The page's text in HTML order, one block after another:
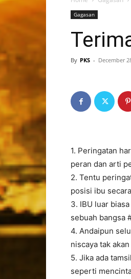
Gagasan
By PKS - December
1. Peringatan
peran dan arti
2. Tentu
posisi ibu
3. IBU luar
sebuah bangsa
4. Andaipun
niscaya tak
5. Jika ada
seperti